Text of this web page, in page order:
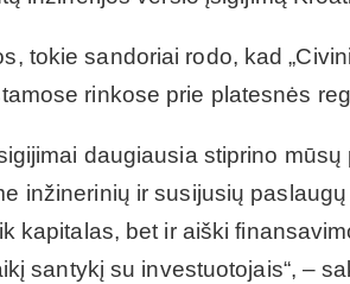
tokie sandoriai rodo, kad
rinkose prie platesnės
daugiausia stiprino
inžinerinių ir susijusių
kapitalas, bet ir aiški
santykį su investuotojais“, –